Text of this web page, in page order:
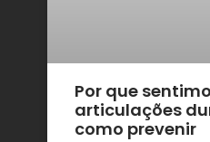
Por que
articulações
como prevenir